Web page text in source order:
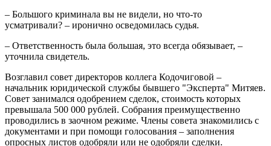
– Большого криминала вы не видели, но что-то
усматривали? – иронично осведомилась судья.
– Ответственность была большая, это всегда обязывает, –
уточнила свидетель.
Возглавил совет директоров коллега Кодочиговой –
начальник юридической службы бывшего "Эксперта" Митяев.
Совет занимался одобрением сделок, стоимость которых
превышала 500 000 рублей. Собрания преимущественно
проводились в заочном режиме. Члены совета знакомились с
документами и при помощи голосования – заполнения
опросных листов одобряли или не одобряли сделки.